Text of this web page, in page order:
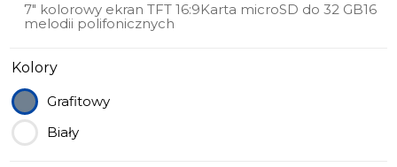
7" kolorowy ekran TFT 16:9Karta microSD do 32 GB16
melodii polifonicznych
Kolory
Grafitowy
Biały